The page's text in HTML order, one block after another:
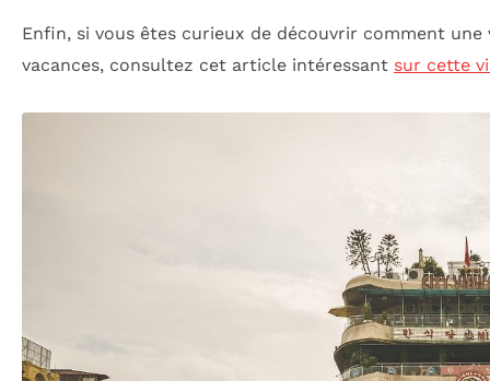
Enfin, si vous êtes curieux de découvrir comment
vacances, consultez cet article intéressant sur cette